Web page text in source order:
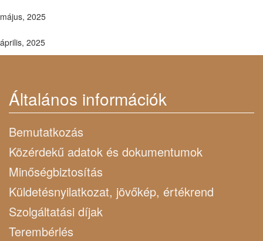
május, 2025
április, 2025
Általános információk
Bemutatkozás
Közérdekű adatok és dokumentumok
Minőségbiztosítás
Küldetésnyilatkozat, jövőkép, értékrend
Szolgáltatási díjak
Terembérlés